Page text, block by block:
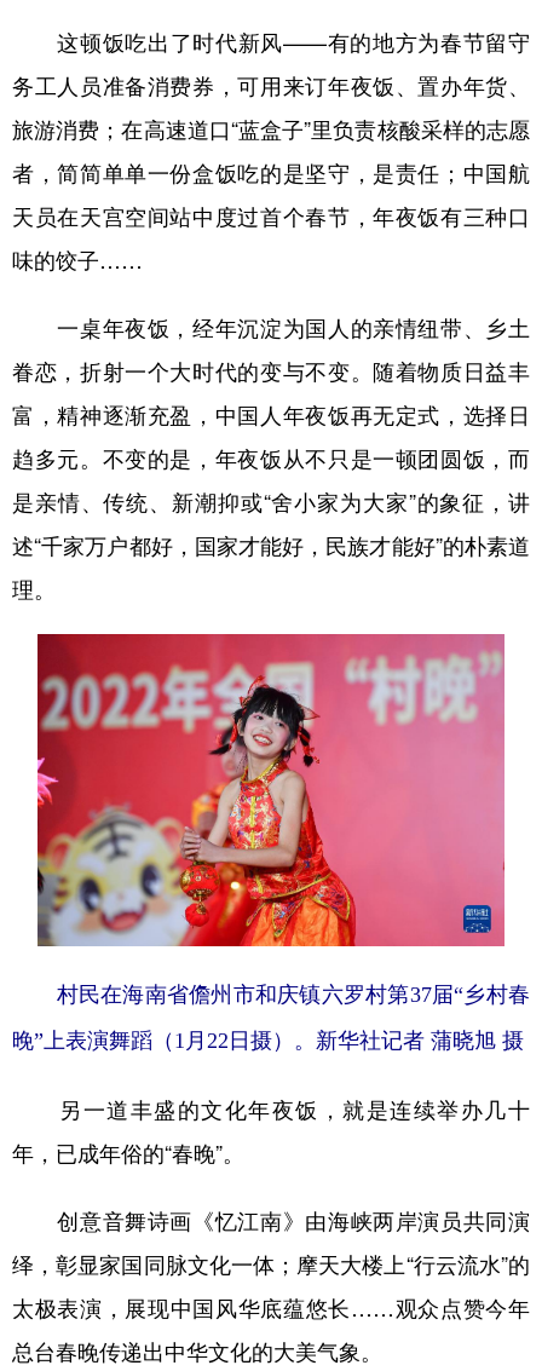
这顿饭吃出了时代新风——有的地方为春节留守
务工人员准备消费券，可用来订年夜饭、置办年货、
旅游消费；在高速道口“蓝盒子”里负责核酸采样的志愿
者，简简单单一份盒饭吃的是坚守，是责任；中国航
天员在天宫空间站中度过首个春节，年夜饭有三种口
味的饺子……
一桌年夜饭，经年沉淀为国人的亲情纽带、乡土
眷恋，折射一个大时代的变与不变。随着物质日益丰
富，精神逐渐充盈，中国人年夜饭再无定式，选择日
趋多元。不变的是，年夜饭从不只是一顿团圆饭，而
是亲情、传统、新潮抑或“舍小家为大家”的象征，讲
述“千家万户都好，国家才能好，民族才能好”的朴素道
理。
村民在海南省儋州市和庆镇六罗村第37届“乡村春
晚”上表演舞蹈（1月22日摄）。新华社记者 蒲晓旭 摄
另一道丰盛的文化年夜饭，就是连续举办几十
年，已成年俗的“春晚”。
创意音舞诗画《忆江南》由海峡两岸演员共同演
绎，彰显家国同脉文化一体；摩天大楼上“行云流水”的
太极表演，展现中国风华底蕴悠长……观众点赞今年
总台春晚传递出中华文化的大美气象。